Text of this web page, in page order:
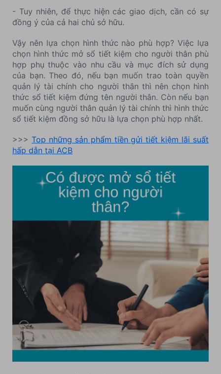
- Tuy nhiên, để thực hiện các giao dịch, cần có sự
đồng ý của cả hai chủ sở hữu.
Vậy nên lựa chọn hình thức nào phù hợp? Việc lựa
chọn hình thức mở sổ tiết kiệm cho người thân phù
hợp phụ thuộc vào nhu cầu và mục đích sử dụng
của bạn. Theo đó, nếu bạn muốn trao toàn quyền
quản lý tài chính cho người thân thì nên chọn hình
thức sổ tiết kiệm đứng tên người thân. Còn nếu bạn
muốn cùng người thân quản lý tài chính thì hình thức
sổ tiết kiệm đồng sở hữu là lựa chọn phù hợp nhất.
>>> Top những sản phẩm tiền gửi tiết kiệm lãi suất
hấp dẫn tại ACB